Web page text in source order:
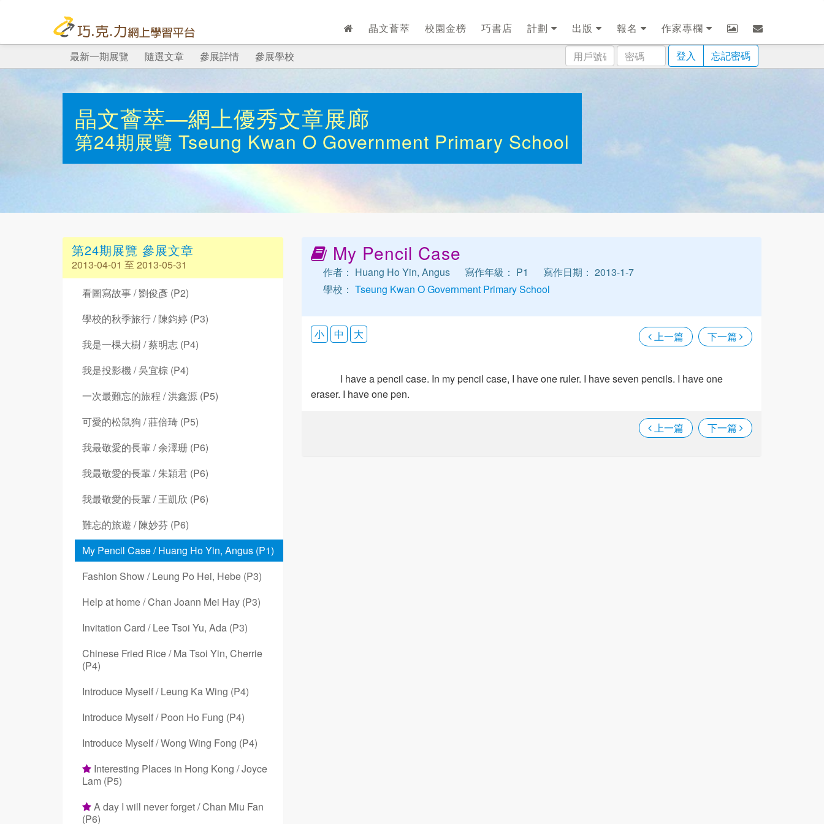
晶文薈萃 校園金榜 巧書店 計劃 出版 報名
作家專欄
用
戶
碼
密
碼
登入 忘記密碼
最新一期展覽 隨選文章 參展詳情 參展學校
晶文薈萃—網上優秀文章展廊
第24期展覽 Tseung Kwan O Government Primary School
第24期展覽 參展文章
2013-04-01 至 2013-05-31
看圖寫故事 / 劉俊彥 (P2)
學校的秋季旅行 / 陳鈞婷 (P3)
我是一棵大樹 / 蔡明志 (P4)
我是投影機 / 吳宜棕 (P4)
一次最難忘的旅程 / 洪鑫源 (P5)
可愛的松鼠狗 / 莊倍琦 (P5)
我最敬愛的長輩 / 余澤珊 (P6)
我最敬愛的長輩 / 朱穎君 (P6)
我最敬愛的長輩 / 王凱欣 (P6)
難忘的旅遊 / 陳妙芬 (P6)
My Pencil Case / Huang Ho Yin, Angus (P1)
Fashion Show / Leung Po Hei, Hebe (P3)
Help at home / Chan Joann Mei Hay (P3)
Invitation Card / Lee Tsoi Yu, Ada (P3)
Chinese Fried Rice / Ma Tsoi Yin, Cherrie
(P4)
Introduce Myself / Leung Ka Wing (P4)
Introduce Myself / Poon Ho Fung (P4)
Introduce Myself / Wong Wing Fong (P4)
Interesting Places in Hong Kong / Joyce
Lam (P5)
A day I will never forget / Chan Miu Fan
(P6)
My Pencil Case
作者： Huang Ho Yin, Angus 寫作年級： P1
寫作日期： 2013-1-7
學校： Tseung Kwan O Government Primary School
上一篇 下一篇
小 中 大
I have a pencil case. In my pencil case, I have one ruler. I have seven pencils. I have one
eraser. I have one pen.
上一篇 下一篇